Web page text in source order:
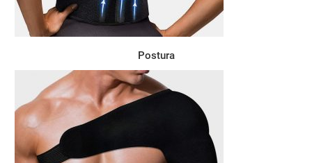
Postura